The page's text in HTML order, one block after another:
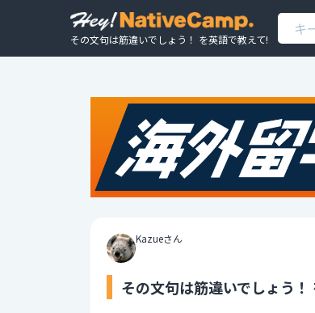
その文句は筋違いでしょう！ を英語で教えて!
Kazueさん
その文句は筋違いでしょう